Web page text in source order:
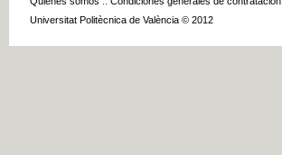
Universitat Politècnica de València © 2012